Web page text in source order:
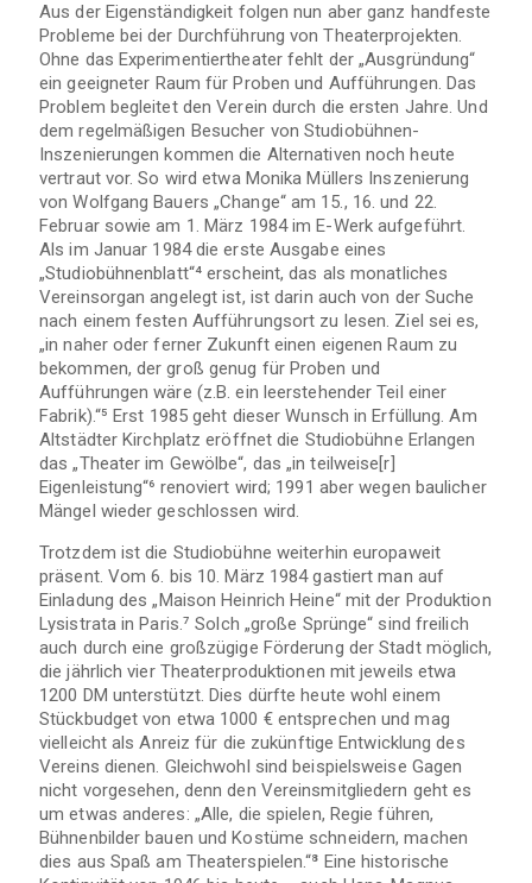
Aus der Eigenständigkeit folgen nun aber ganz handfeste
Probleme bei der Durchführung von Theaterprojekten.
Ohne das Experimentiertheater fehlt der „Ausgründung“
ein geeigneter Raum für Proben und Aufführungen. Das
Problem begleitet den Verein durch die ersten Jahre. Und
dem regelmäßigen Besucher von Studiobühnen-
Inszenierungen kommen die Alternativen noch heute
vertraut vor. So wird etwa Monika Müllers Inszenierung
von Wolfgang Bauers „Change“ am 15., 16. und 22.
Februar sowie am 1. März 1984 im E-Werk aufgeführt.
Als im Januar 1984 die erste Ausgabe eines
„Studiobühnenblatt“⁴ erscheint, das als monatliches
Vereinsorgan angelegt ist, ist darin auch von der Suche
nach einem festen Aufführungsort zu lesen. Ziel sei es,
„in naher oder ferner Zukunft einen eigenen Raum zu
bekommen, der groß genug für Proben und
Aufführungen wäre (z.B. ein leerstehender Teil einer
Fabrik).“⁵ Erst 1985 geht dieser Wunsch in Erfüllung. Am
Altstädter Kirchplatz eröffnet die Studiobühne Erlangen
das „Theater im Gewölbe“, das „in teilweise[r]
Eigenleistung“⁶ renoviert wird; 1991 aber wegen baulicher
Mängel wieder geschlossen wird.
Trotzdem ist die Studiobühne weiterhin europaweit
präsent. Vom 6. bis 10. März 1984 gastiert man auf
Einladung des „Maison Heinrich Heine“ mit der Produktion
Lysistrata in Paris.⁷ Solch „große Sprünge“ sind freilich
auch durch eine großzügige Förderung der Stadt möglich,
die jährlich vier Theaterproduktionen mit jeweils etwa
1200 DM unterstützt. Dies dürfte heute wohl einem
Stückbudget von etwa 1000 € entsprechen und mag
vielleicht als Anreiz für die zukünftige Entwicklung des
Vereins dienen. Gleichwohl sind beispielsweise Gagen
nicht vorgesehen, denn den Vereinsmitgliedern geht es
um etwas anderes: „Alle, die spielen, Regie führen,
Bühnenbilder bauen und Kostüme schneidern, machen
dies aus Spaß am Theaterspielen.“⁸ Eine historische